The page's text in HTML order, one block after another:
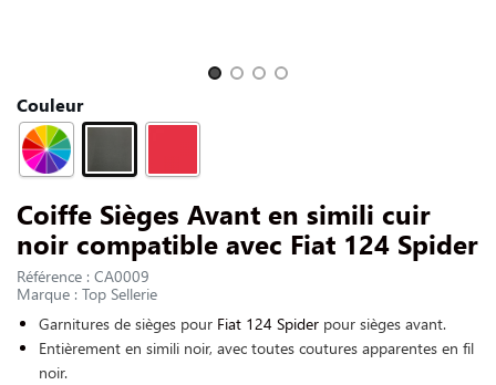
Slide 1 of 4
Couleur
Coiffe Sièges Avant en simili cuir
noir compatible avec Fiat 124 Spider
Référence : CA0009
Marque : Top Sellerie
Garnitures de sièges pour Fiat 124 Spider pour sièges avant.
Entièrement en simili noir, avec toutes coutures apparentes en fil
noir.